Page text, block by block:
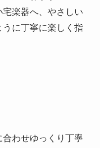
楽器へ、やさしい
に丁寧に楽しく指
わせゆっくり丁寧